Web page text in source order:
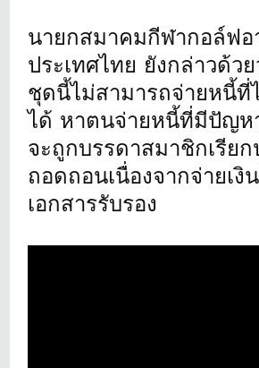
นายกสมาคมกีฬากอล์ฟ
ประเทศไทย ยังกล่าวด้ว
ชุดนี้ไม่สามารถจ่ายหนี้
ได้ หาตนจ่ายหนี้ที่มีปัญ
จะถูกบรรดาสมาชิกเรีย
ถอดถอนเนื่องจากจ่ายเงิ
เอกสารรับรอง